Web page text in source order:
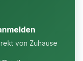
von Zuhause